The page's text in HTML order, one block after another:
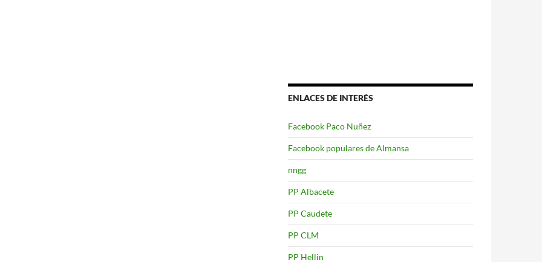
ENLACES DE INTERÉS
Facebook Paco Nuñez
Facebook populares de Almansa
nngg
PP Albacete
PP Caudete
PP CLM
PP Hellin